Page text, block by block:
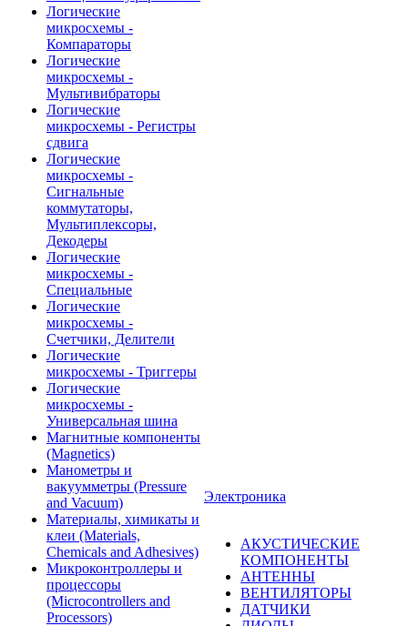
Логические
микросхемы -
Компараторы
Логические
микросхемы -
Мультивибраторы
Логические
микросхемы - Регистры
сдвига
Логические
микросхемы -
Сигнальные
коммутаторы,
Мультиплексоры,
Декодеры
Логические
микросхемы -
Специальные
Логические
микросхемы -
Счетчики, Делители
Логические
микросхемы - Триггеры
Логические
микросхемы -
Универсальная шина
Магнитные компоненты
(Magnetics)
Манометры и
вакуумметры (Pressure
and Vacuum)
Материалы, химикаты и
клеи (Materials,
Chemicals and Adhesives)
Микроконтроллеры и
процессоры
(Microcontrollers and
Processors)
Электроника
АКУСТИЧЕСКИЕ
КОМПОНЕНТЫ
АНТЕННЫ
ВЕНТИЛЯТОРЫ
ДАТЧИКИ